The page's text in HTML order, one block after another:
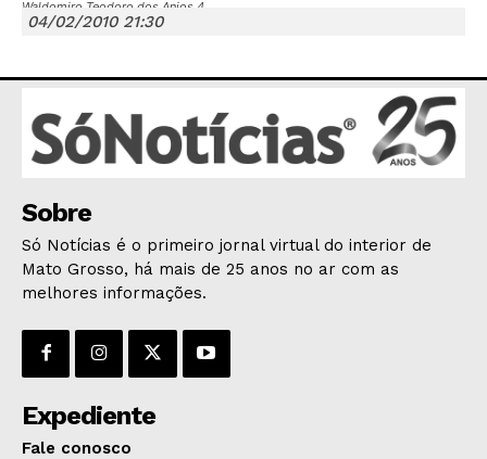
JUNTE-SE NO WHATSAPP
HOME
POLÍTICA
ECONOMIA
OPINIÃO
GERAL
EDUCAÇÃO
Waldomiro Teodoro dos Anjos 4
04/02/2010 21:30
Sobre
Só Notícias é o primeiro jornal virtual do interior de
Mato Grosso, há mais de 25 anos no ar com as
melhores informações.
Expediente
Fale conosco